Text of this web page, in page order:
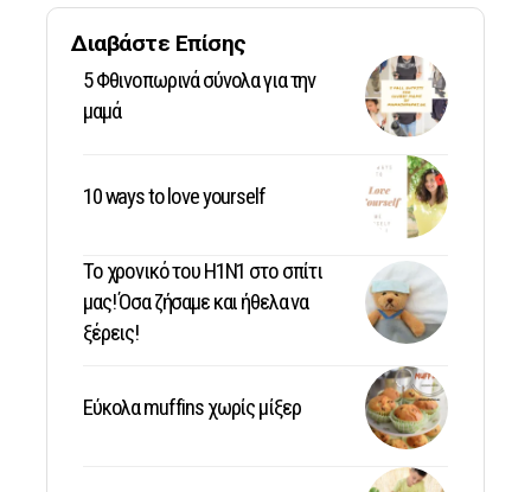
Διαβάστε Επίσης
5 Φθινοπωρινά σύνολα για την
μαμά
10 ways to love yourself
Το χρονικό του Η1Ν1 στο σπίτι
μας! Όσα ζήσαμε και ήθελα να
ξέρεις!
Εύκολα muffins χωρίς μίξερ